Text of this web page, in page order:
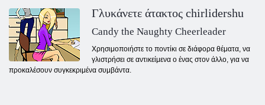
Γλυκάνετε άτακτος chirlidershu
Candy the Naughty Cheerleader
Χρησιμοποιήστε το ποντίκι σε διάφορα θέματα, να
γλιστρήσει σε αντικείμενα ο ένας στον άλλο, για να
προκαλέσουν συγκεκριμένα συμβάντα.